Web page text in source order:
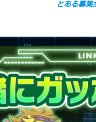
とある募